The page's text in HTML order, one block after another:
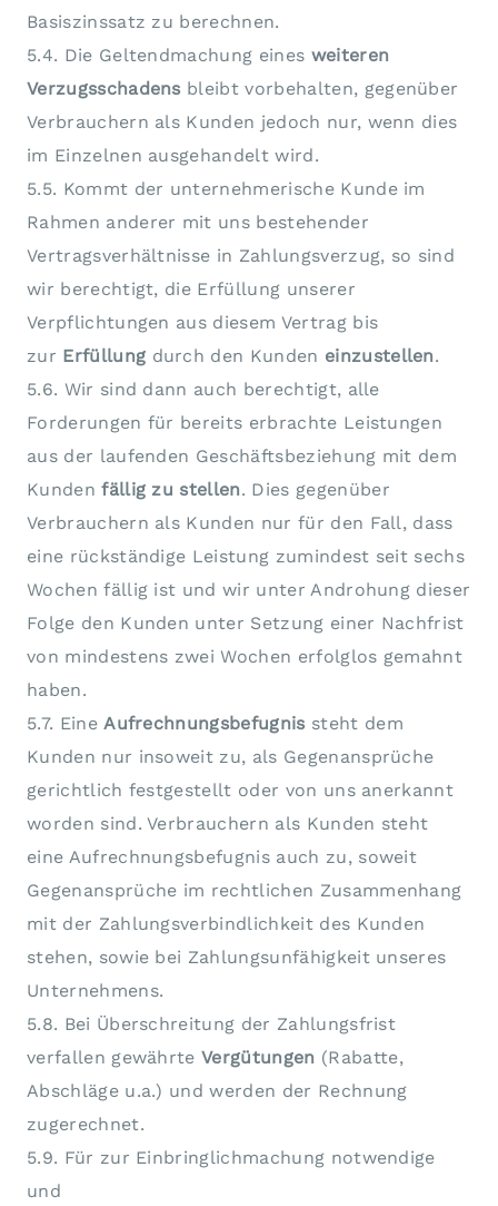
Basiszinssatz zu berechnen.
5.4. Die Geltendmachung eines weiteren
Verzugsschadens bleibt vorbehalten, gegenüber
Verbrauchern als Kunden jedoch nur, wenn dies
im Einzelnen ausgehandelt wird.
5.5. Kommt der unternehmerische Kunde im
Rahmen anderer mit uns bestehender
Vertragsverhältnisse in Zahlungsverzug, so sind
wir berechtigt, die Erfüllung unserer
Verpflichtungen aus diesem Vertrag bis
zur Erfüllung durch den Kunden einzustellen.
5.6. Wir sind dann auch berechtigt, alle
Forderungen für bereits erbrachte Leistungen
aus der laufenden Geschäftsbeziehung mit dem
Kunden fällig zu stellen. Dies gegenüber
Verbrauchern als Kunden nur für den Fall, dass
eine rückständige Leistung zumindest seit sechs
Wochen fällig ist und wir unter Androhung dieser
Folge den Kunden unter Setzung einer Nachfrist
von mindestens zwei Wochen erfolglos gemahnt
haben.
5.7. Eine Aufrechnungsbefugnis steht dem
Kunden nur insoweit zu, als Gegenansprüche
gerichtlich festgestellt oder von uns anerkannt
worden sind. Verbrauchern als Kunden steht
eine Aufrechnungsbefugnis auch zu, soweit
Gegenansprüche im rechtlichen Zusammenhang
mit der Zahlungsverbindlichkeit des Kunden
stehen, sowie bei Zahlungsunfähigkeit unseres
Unternehmens.
5.8. Bei Überschreitung der Zahlungsfrist
verfallen gewährte Vergütungen (Rabatte,
Abschläge u.a.) und werden der Rechnung
zugerechnet.
5.9. Für zur Einbringlichmachung notwendige
und